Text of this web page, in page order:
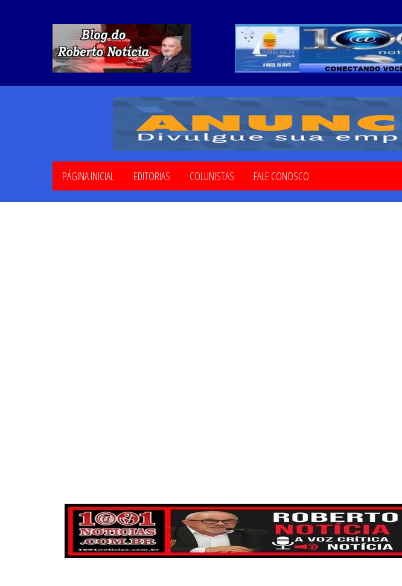
PÁGINA INICIAL EDITORIAS COLUNISTAS FALE CONOSCO